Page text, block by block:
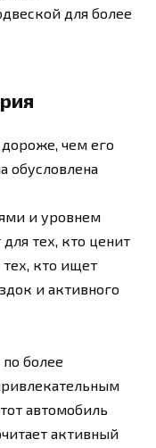
для более
чем его
обусловлена
и уровнем
тех, кто ценит
кто ищет
и активного
по более
автомобиль
активный